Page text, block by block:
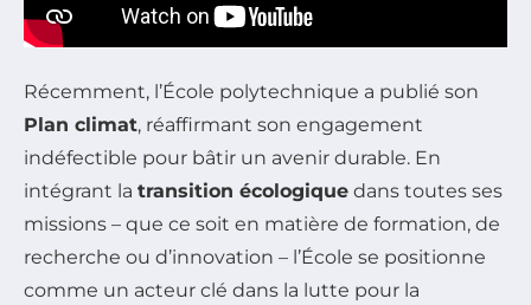
Récemment, l’École polytechnique a publié son
Plan climat, réaffirmant son engagement
indéfectible pour bâtir un avenir durable. En
intégrant la transition écologique dans toutes ses
missions – que ce soit en matière de formation, de
recherche ou d’innovation – l’École se positionne
comme un acteur clé dans la lutte pour la